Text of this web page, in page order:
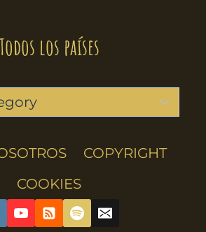
Todos los países
COPYRIGHT
COOKIES